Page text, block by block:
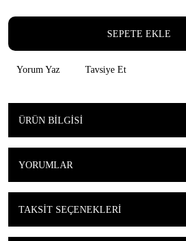
SEPETE EKLE
Yorum Yaz Tavsiye Et
ÜRÜN BILGISI
YORUMLAR
TAKSIT SEÇENEKLERI